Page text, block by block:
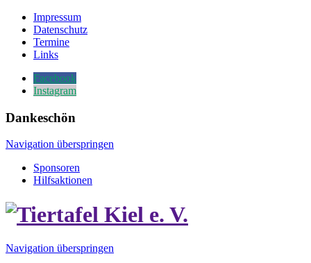
Impressum
Datenschutz
Termine
Links
Facebook
Instagram
Dankeschön
Navigation überspringen
Sponsoren
Hilfsaktionen
Navigation überspringen